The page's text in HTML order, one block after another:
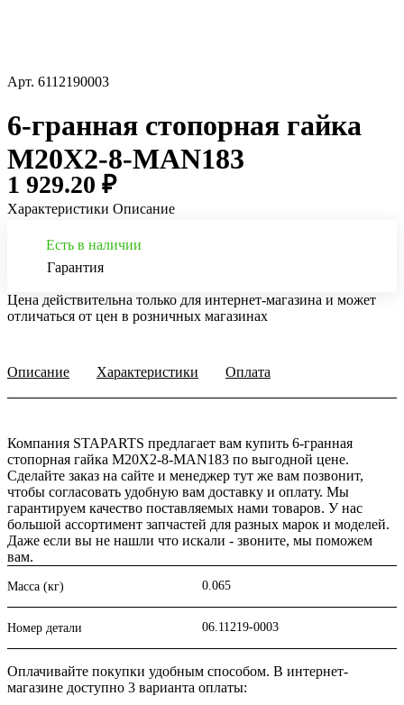
Арт. 6112190003
6-гранная стопорная гайка
M20X2-8-MAN183
1 929.20 ₽
Характеристики Описание
Есть в наличии
Гарантия
Цена действительна только для интернет-магазина и может
отличаться от цен в розничных магазинах
Описание Характеристики Оплата
Компания STAPARTS предлагает вам купить 6-гранная
стопорная гайка M20X2-8-MAN183 по выгодной цене.
Сделайте заказ на сайте и менеджер тут же вам позвонит,
чтобы согласовать удобную вам доставку и оплату. Мы
гарантируем качество поставляемых нами товаров. У нас
большой ассортимент запчастей для разных марок и моделей.
Даже если вы не нашли что искали - звоните, мы поможем
вам.
Масса (кг) 0.065
Номер детали 06.11219-0003
Оплачивайте покупки удобным способом. В интернет-
магазине доступно 3 варианта оплаты: